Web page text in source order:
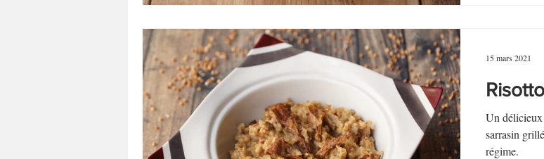
Un délicieux
sarrasin
régime.
15 mars 2021